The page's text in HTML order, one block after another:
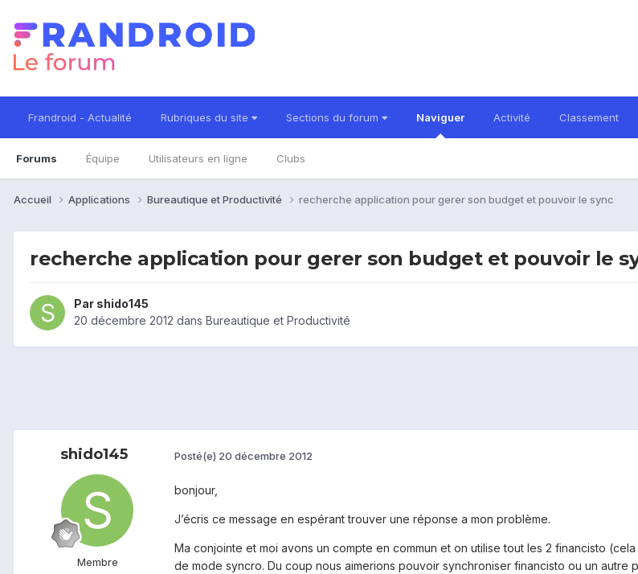
Frandroid - Actualité Rubriques du site Sections du forum Naviguer
Forums Équipe Utilisateurs en ligne Clubs
Activité Classement
Accueil Applications Bureautique et Productivité recherche application pour gerer son budget et pouvoir le sync
recherche application pour gerer son budget et pouvoir le
Par shido145
20 décembre 2012 dans Bureautique et Productivité
shido145
Membre
Posté(e) 20 décembre 2012
bonjour,
J’écris ce message en espérant trouver une réponse a mon problème.
Ma conjointe et moi avons un compte en commun et on utilise tout les 2 financisto
de mode syncro. Du coup nous aimerions pouvoir synchroniser financisto ou un